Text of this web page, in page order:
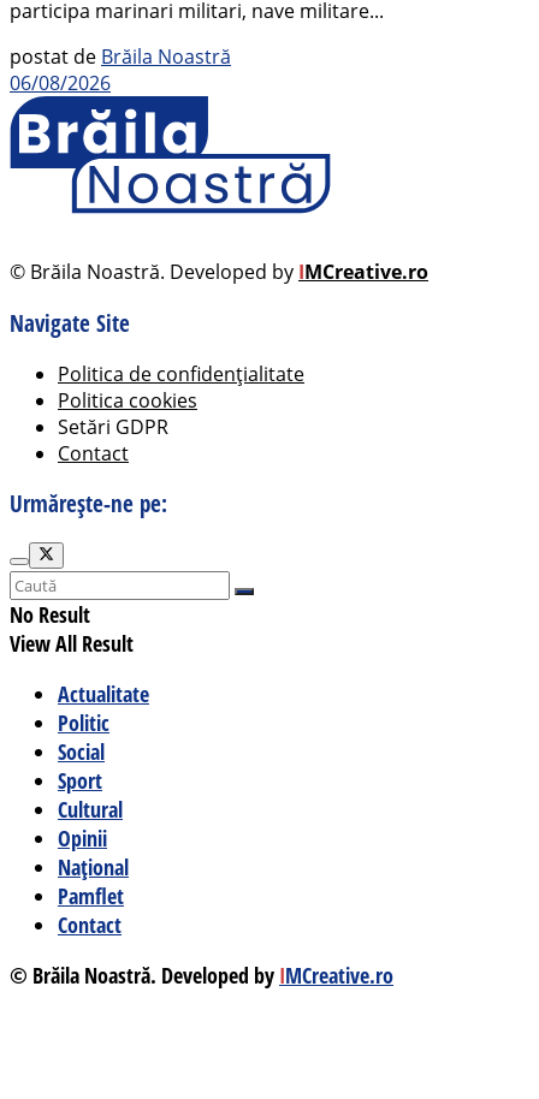
participa marinari militari, nave militare...
postat de Brăila Noastră
06/08/2026
© Brăila Noastră. Developed by IMCreative.ro
Navigate Site
Politica de confidențialitate
Politica cookies
Setări GDPR
Contact
Urmărește-ne pe:
No Result
View All Result
Actualitate
Politic
Social
Sport
Cultural
Opinii
Național
Pamflet
Contact
© Brăila Noastră. Developed by IMCreative.ro